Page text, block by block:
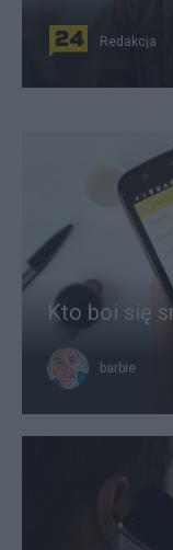
Redakcja
Kto boi się
barbie